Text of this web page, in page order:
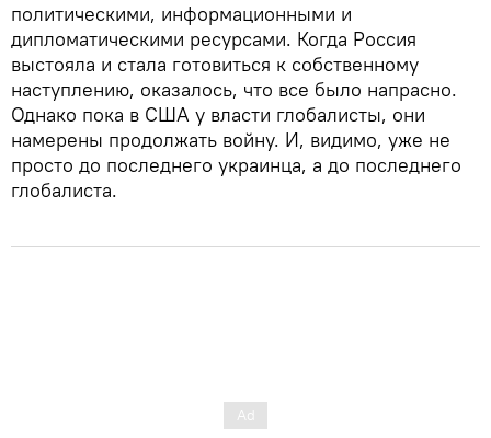
политическими, информационными и
дипломатическими ресурсами. Когда Россия
выстояла и стала готовиться к собственному
наступлению, оказалось, что все было напрасно.
Однако пока в США у власти глобалисты, они
намерены продолжать войну. И, видимо, уже не
просто до последнего украинца, а до последнего
глобалиста.